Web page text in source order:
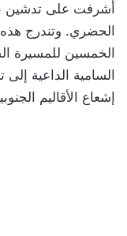
أشرفت على تدشين
الحضري. وتندرج هذه
الخمسين للمسيرة
السامية الداعية
إشعاع الأقاليم